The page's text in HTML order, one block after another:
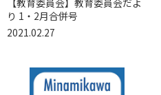
【教育委員会】教育委員会だよ
り 1・2月合併号
2021.02.27